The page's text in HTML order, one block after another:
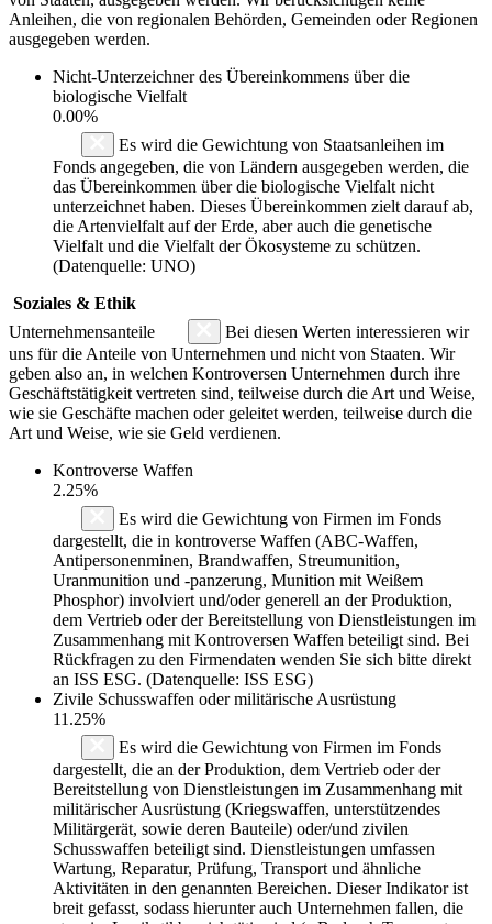
Anleihen, die von regionalen Behörden, Gemeinden oder Regionen
ausgegeben werden.
Nicht-Unterzeichner des Übereinkommens über die
biologische Vielfalt
0.00%
Es wird die Gewichtung von Staatsanleihen im
Fonds angegeben, die von Ländern ausgegeben werden, die
das Übereinkommen über die biologische Vielfalt nicht
unterzeichnet haben. Dieses Übereinkommen zielt darauf ab,
die Artenvielfalt auf der Erde, aber auch die genetische
Vielfalt und die Vielfalt der Ökosysteme zu schützen.
(Datenquelle: UNO)
Soziales & Ethik
Unternehmensanteile
Bei diesen Werten interessieren wir
uns für die Anteile von Unternehmen und nicht von Staaten. Wir
geben also an, in welchen Kontroversen Unternehmen durch ihre
Geschäftstätigkeit vertreten sind, teilweise durch die Art und Weise,
wie sie Geschäfte machen oder geleitet werden, teilweise durch die
Art und Weise, wie sie Geld verdienen.
Kontroverse Waffen
2.25%
Es wird die Gewichtung von Firmen im Fonds
dargestellt, die in kontroverse Waffen (ABC-Waffen,
Antipersonenminen, Brandwaffen, Streumunition,
Uranmunition und -panzerung, Munition mit Weißem
Phosphor) involviert und/oder generell an der Produktion,
dem Vertrieb oder der Bereitstellung von Dienstleistungen im
Zusammenhang mit Kontroversen Waffen beteiligt sind. Bei
Rückfragen zu den Firmendaten wenden Sie sich bitte direkt
an ISS ESG. (Datenquelle: ISS ESG)
Zivile Schusswaffen oder militärische Ausrüstung
11.25%
Es wird die Gewichtung von Firmen im Fonds
dargestellt, die an der Produktion, dem Vertrieb oder der
Bereitstellung von Dienstleistungen im Zusammenhang mit
militärischer Ausrüstung (Kriegswaffen, unterstützendes
Militärgerät, sowie deren Bauteile) oder/und zivilen
Schusswaffen beteiligt sind. Dienstleistungen umfassen
Wartung, Reparatur, Prüfung, Transport und ähnliche
Aktivitäten in den genannten Bereichen. Dieser Indikator ist
breit gefasst, sodass hierunter auch Unternehmen fallen, die